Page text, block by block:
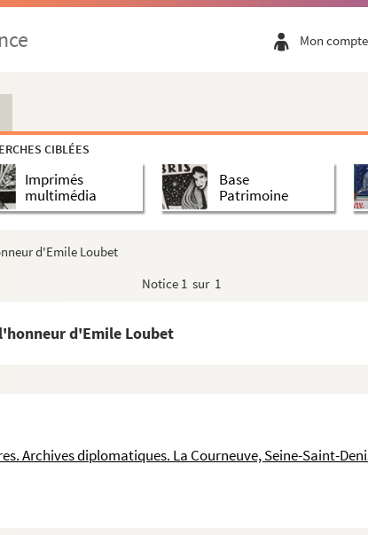
Mon
CIBLÉES
Imprimés
multimédia
Base
Patrimoine
d'Emile Loubet
Notice 1 sur 1
d'Emile Loubet
Archives diplomatiques. La Courneuve, Seine-Saint-
et consulaires de France et étrangè...
en l'honneur du Roi de Grèce